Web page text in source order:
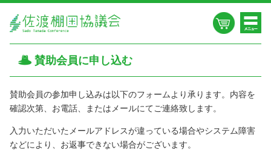
賛助会員に申し込む
賛助会員の参加申し込みは以下のフォームより承ります。 内容を
確認次第、お電話、またはメールにてご連絡致します。
入力いただいたメールアドレスが違っている場合やシステム障害
などにより、 お返事できない場合がございます。